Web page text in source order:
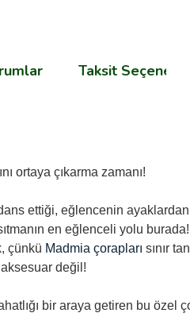
Taksit
ortaya çıkarma zamanı!
ettiği, eğlencenin ayaklardan
en eğlenceli yolu
çünkü Madmia çorapları sınır
değil!
bir araya getiren bu